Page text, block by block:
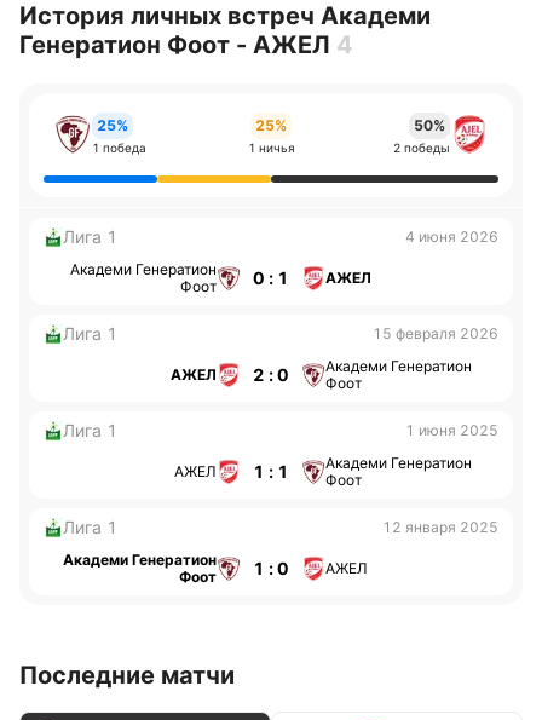
История личных встреч Академи
Генератион Фоот - АЖЕЛ 4
25%
1 победа
25%
1 ничья
50%
2 победы
Лига 1
4 июня 2026
Академи Генератион
Фоот
0 : 1 АЖЕЛ
Лига 1 15 февраля 2026
АЖЕЛ 2 : 0
Академи Генератион
Фоот
Лига 1 1 июня 2025
АЖЕЛ 1 : 1
Академи Генератион
Фоот
Лига 1
12 января 2025
Академи Генератион
Фоот
1 : 0 АЖЕЛ
Последние матчи